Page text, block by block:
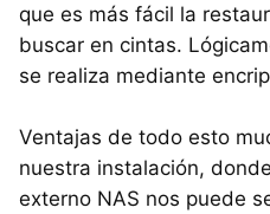
que es más fácil la
buscar en cintas.
se realiza mediante
Ventajas de todo esto
nuestra instalación,
externo NAS nos puede